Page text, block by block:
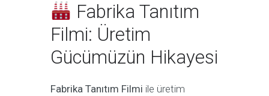
Fabrika Tanıtım
Filmi: Üretim
Gücümüzün Hikayesi
Fabrika Tanıtım Filmi ile üretim